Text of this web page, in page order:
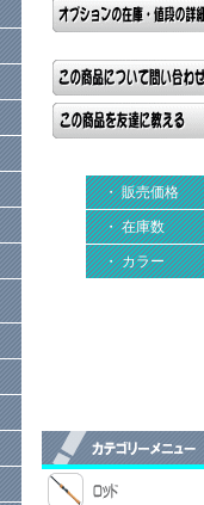
・ 販売価格
・ 在庫数
・ カラー